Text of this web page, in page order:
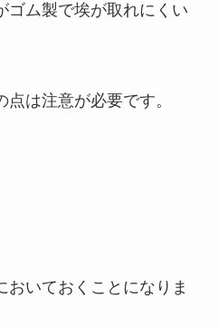
ゴム製で埃が取れにくい
は注意が必要です。
おいておくことになりま